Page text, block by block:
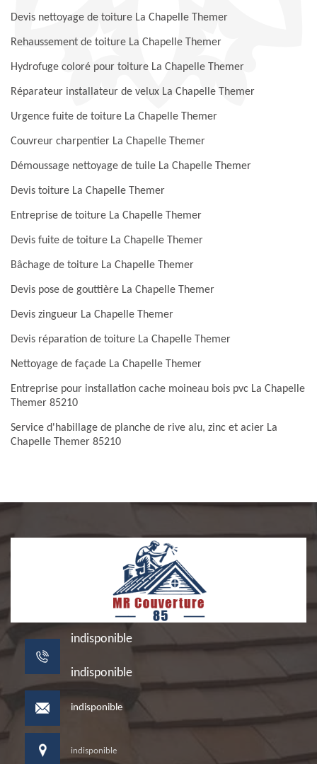
Devis nettoyage de toiture La Chapelle Themer
Rehaussement de toiture La Chapelle Themer
Hydrofuge coloré pour toiture La Chapelle Themer
Réparateur installateur de velux La Chapelle Themer
Urgence fuite de toiture La Chapelle Themer
Couvreur charpentier La Chapelle Themer
Démoussage nettoyage de tuile La Chapelle Themer
Devis toiture La Chapelle Themer
Entreprise de toiture La Chapelle Themer
Devis fuite de toiture La Chapelle Themer
Bâchage de toiture La Chapelle Themer
Devis pose de gouttière La Chapelle Themer
Devis zingueur La Chapelle Themer
Devis réparation de toiture La Chapelle Themer
Nettoyage de façade La Chapelle Themer
Entreprise pour installation cache moineau bois pvc La Chapelle
Themer 85210
Service d'habillage de planche de rive alu, zinc et acier La
Chapelle Themer 85210
indisponible
indisponible
indisponible
indisponible